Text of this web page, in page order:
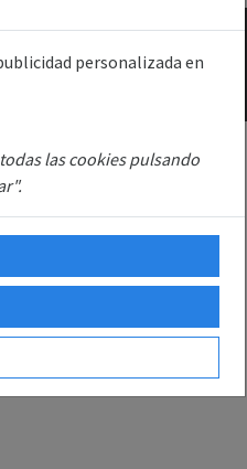
personalizada en
las cookies pulsando